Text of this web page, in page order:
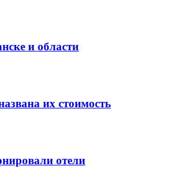
и области
их стоимость
отели